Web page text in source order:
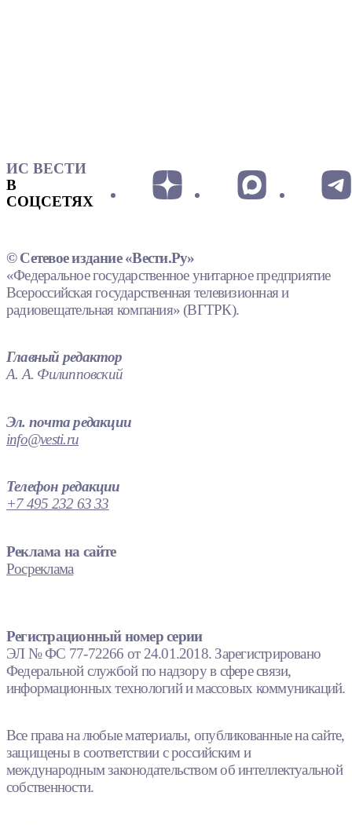
ИС ВЕСТИ
В
СОЦСЕТЯХ
© Сетевое издание «Вести.Ру»
«Федеральное государственное унитарное предприятие
Всероссийская государственная телевизионная и
радиовещательная компания» (ВГТРК).
Главный редактор
А. А. Филипповский
Эл. почта редакции
info@vesti.ru
Телефон редакции
+7 495 232 63 33
Реклама на сайте
Росреклама
Регистрационный номер серии
ЭЛ № ФС 77-72266 от 24.01.2018. Зарегистрировано
Федеральной службой по надзору в сфере связи,
информационных технологий и массовых коммуникаций.
Все права на любые материалы, опубликованные на сайте,
защищены в соответствии с российским и
международным законодательством об интеллектуальной
собственности.